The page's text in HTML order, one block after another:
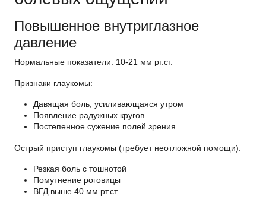
Повышенное внутриглазное
давление
Нормальные показатели: 10-21 мм рт.ст.
Признаки глаукомы:
Давящая боль, усиливающаяся утром
Появление радужных кругов
Постепенное сужение полей зрения
Острый приступ глаукомы (требует неотложной помощи):
Резкая боль с тошнотой
Помутнение роговицы
ВГД выше 40 мм рт.ст.